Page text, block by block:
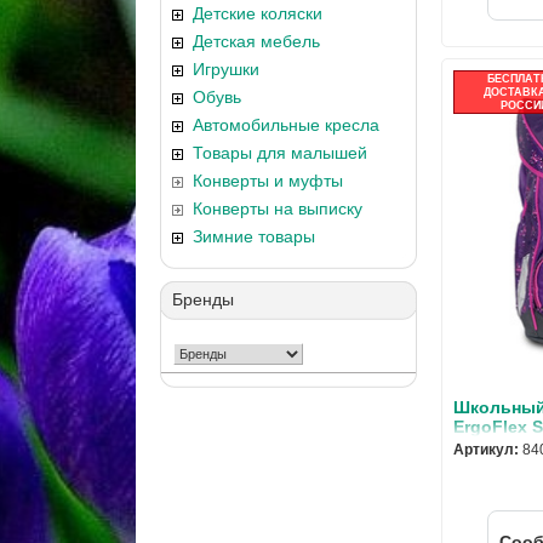
Детские коляски
Детская мебель
Игрушки
Обувь
Автомобильные кресла
Товары для малышей
Конверты и муфты
Конверты на выписку
Зимние товары
Бренды
ErgoFlex
корона с
Артикул: